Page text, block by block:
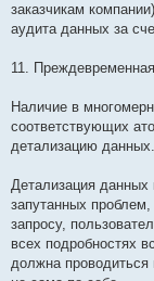
заказчикам
аудита данных за
11.
Наличие в
соответствующих
детализацию данных.
Детализация
запутанных
запросу,
всех подробностях
должна проводиться